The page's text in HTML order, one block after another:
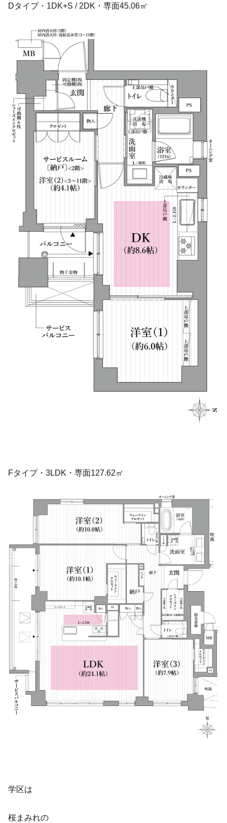
Dタイプ・ 1DK+S / 2DK ・専面45.06㎡
Fタイプ・3LDK ・専面127.62㎡
学区は
桜まみれの